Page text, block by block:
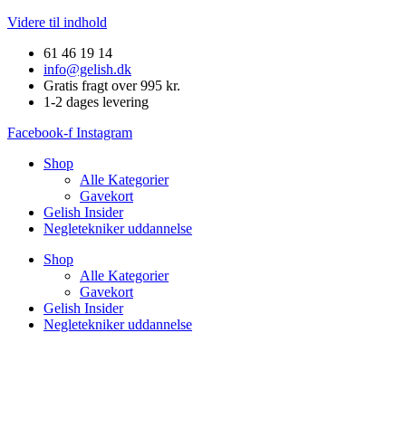
Videre til indhold
61 46 19 14
info@gelish.dk
Gratis fragt over 995 kr.
1-2 dages levering
Facebook-f Instagram
Shop
Alle Kategorier
Gavekort
Gelish Insider
Negletekniker uddannelse
Shop
Alle Kategorier
Gavekort
Gelish Insider
Negletekniker uddannelse